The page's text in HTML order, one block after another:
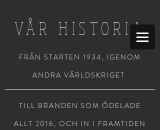
VÅR HISTORIA
FRÅN STARTEN 1934, IGENOM
ANDRA VÄRLDSKRIGET
TILL BRANDEN SOM ÖDELADE
ALLT 2016, OCH IN I FRAMTIDEN